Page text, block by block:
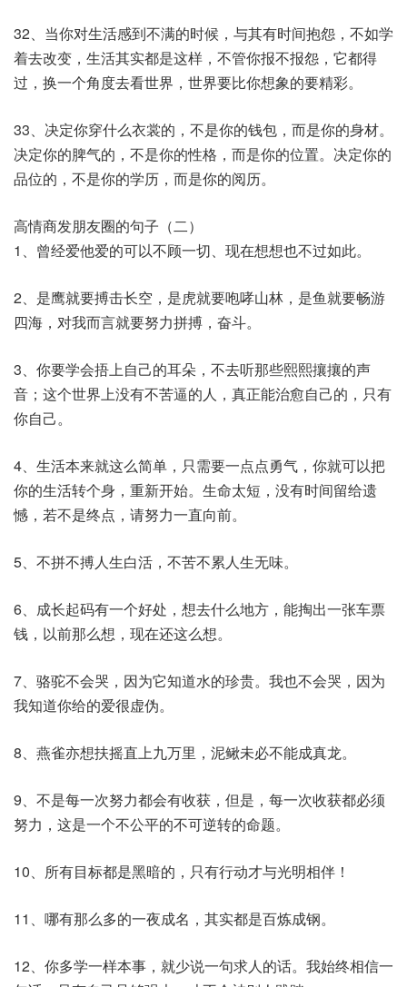
32、当你对生活感到不满的时候，与其有时间抱怨，不如学
着去改变，生活其实都是这样，不管你报不报怨，它都得
过，换一个角度去看世界，世界要比你想象的要精彩。
33、决定你穿什么衣裳的，不是你的钱包，而是你的身材。
决定你的脾气的，不是你的性格，而是你的位置。决定你的
品位的，不是你的学历，而是你的阅历。
高情商发朋友圈的句子（二）
1、曾经爱他爱的可以不顾一切、现在想想也不过如此。
2、是鹰就要搏击长空，是虎就要咆哮山林，是鱼就要畅游
四海，对我而言就要努力拼搏，奋斗。
3、你要学会捂上自己的耳朵，不去听那些熙熙攘攘的声
音；这个世界上没有不苦逼的人，真正能治愈自己的，只有
你自己。
4、生活本来就这么简单，只需要一点点勇气，你就可以把
你的生活转个身，重新开始。生命太短，没有时间留给遗
憾，若不是终点，请努力一直向前。
5、不拼不搏人生白活，不苦不累人生无味。
6、成长起码有一个好处，想去什么地方，能掏出一张车票
钱，以前那么想，现在还这么想。
7、骆驼不会哭，因为它知道水的珍贵。我也不会哭，因为
我知道你给的爱很虚伪。
8、燕雀亦想扶摇直上九万里，泥鳅未必不能成真龙。
9、不是每一次努力都会有收获，但是，每一次收获都必须
努力，这是一个不公平的不可逆转的命题。
10、所有目标都是黑暗的，只有行动才与光明相伴！
11、哪有那么多的一夜成名，其实都是百炼成钢。
12、你多学一样本事，就少说一句求人的话。我始终相信一